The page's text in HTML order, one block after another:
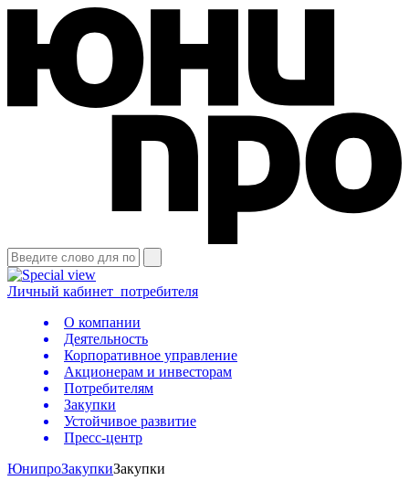
Личный кабинет потребителя
О компании
Деятельность
Корпоративное управление
Акционерам и инвесторам
Потребителям
Закупки
Устойчивое развитие
Пресс-центр
ЮнипроЗакупкиЗакупки